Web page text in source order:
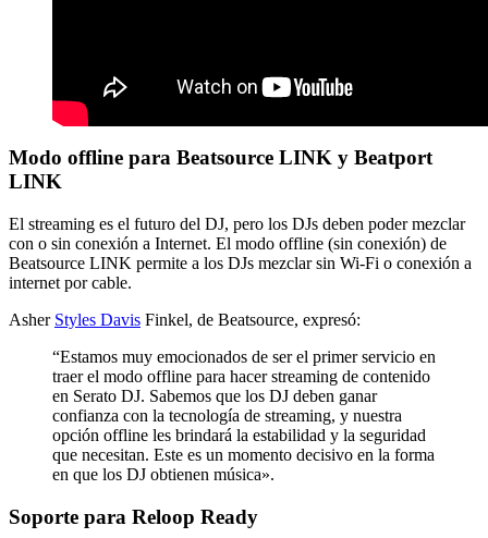
Modo offline para Beatsource LINK y Beatport
LINK
El streaming es el futuro del DJ, pero los DJs deben poder mezclar
con o sin conexión a Internet. El modo offline (sin conexión) de
Beatsource LINK permite a los DJs mezclar sin Wi-Fi o conexión a
internet por cable.
Asher Styles Davis Finkel, de Beatsource, expresó:
“Estamos muy emocionados de ser el primer servicio en
traer el modo offline para hacer streaming de contenido
en Serato DJ. Sabemos que los DJ deben ganar
confianza con la tecnología de streaming, y nuestra
opción offline les brindará la estabilidad y la seguridad
que necesitan. Este es un momento decisivo en la forma
en que los DJ obtienen música».
Soporte para Reloop Ready